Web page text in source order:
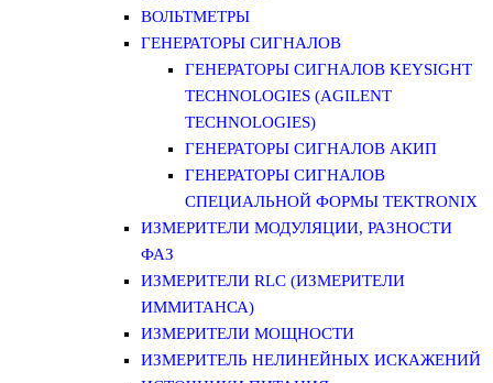
ВОЛЬТМЕТРЫ
ГЕНЕРАТОРЫ СИГНАЛОВ
ГЕНЕРАТОРЫ СИГНАЛОВ KEYSIGHT
TECHNOLOGIES (AGILENT
TECHNOLOGIES)
ГЕНЕРАТОРЫ СИГНАЛОВ АКИП
ГЕНЕРАТОРЫ СИГНАЛОВ
СПЕЦИАЛЬНОЙ ФОРМЫ TEKTRONIX
ИЗМЕРИТЕЛИ МОДУЛЯЦИИ, РАЗНОСТИ
ФАЗ
ИЗМЕРИТЕЛИ RLC (ИЗМЕРИТЕЛИ
ИММИТАНСА)
ИЗМЕРИТЕЛИ МОЩНОСТИ
ИЗМЕРИТЕЛЬ НЕЛИНЕЙНЫХ ИСКАЖЕНИЙ